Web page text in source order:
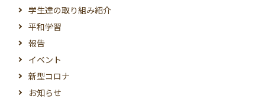
学生達の取り組み紹介
平和学習
報告
イベント
新型コロナ
お知らせ